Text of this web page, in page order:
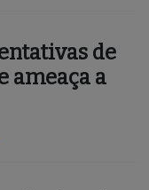
de
ameaça a